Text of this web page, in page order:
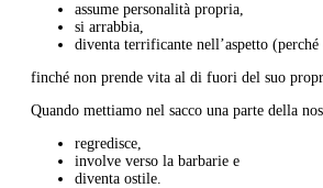
assume personalità propria,
si arrabbia,
diventa terrificante nell’aspetto
finché non prende vita al di fuori del suo
Quando mettiamo nel sacco una parte della
regredisce,
involve verso la barbarie e
diventa ostile.